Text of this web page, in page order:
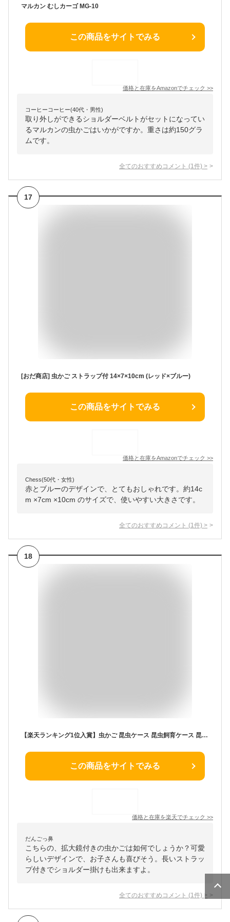
マルカン むしカーゴ MG-10
この商品をサイトでみる
価格と在庫をAmazonでチェック >>
コーヒーコーヒー(40代・男性)
取り外しができるショルダーベルトがセットになってい
るマルカンの虫かごはいかがですか。重さは約150グラ
ムです。
全てのおすすめコメント (1 件) >
17
[おだ商店] 虫かご ストラップ付 14×7×10cm (レッド×ブルー)
この商品をサイトでみる
価格と在庫をAmazonでチェック >>
Chess(50代・女性)
赤とブルーのデザインで、とてもおしゃれです。約14c
m ×7cm ×10cm のサイズで、使いやすい大きさです。
全てのおすすめコメント (1 件) >
18
【楽天ランキング1位入賞】虫かご 昆虫ケース 昆虫飼育ケース 昆虫観察セット ひも ピン 拡大鏡付き クリア 黄緑青( クリア 緑青)
この商品をサイトでみる
価格と在庫を楽天でチェック >>
だんごっ鼻
こちらの、拡大鏡付きの虫かごは如何でしょうか？可愛
らしいデザインで、お子さんも喜びそう。長いストラッ
プ付きでショルダー掛けも出来ますよ。
全てのおすすめコメント (1 件) >